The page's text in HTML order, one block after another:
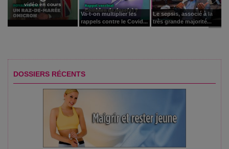
vidéo en cours
Va-t-on multiplier les
rappels contre le Covid...
Le sepsis, associé à la
très grande majorité...
DOSSIERS RÉCENTS